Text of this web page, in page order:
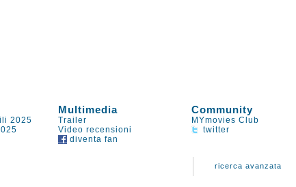
Multimedia Community
2025 Trailer
MYmovies Club
Video recensioni
twitter
diventa fan
ricerca avanzata